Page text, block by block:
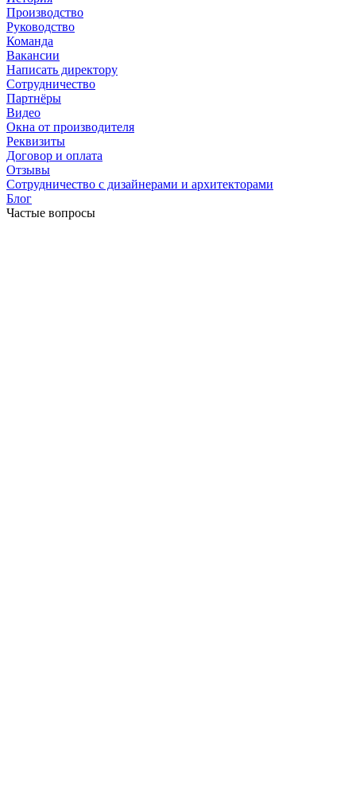
Производство
Руководство
Команда
Вакансии
Написать директору
Сотрудничество
Партнёры
Видео
Окна от производителя
Реквизиты
Договор и оплата
Отзывы
Сотрудничество с дизайнерами и архитекторами
Блог
Частые вопросы